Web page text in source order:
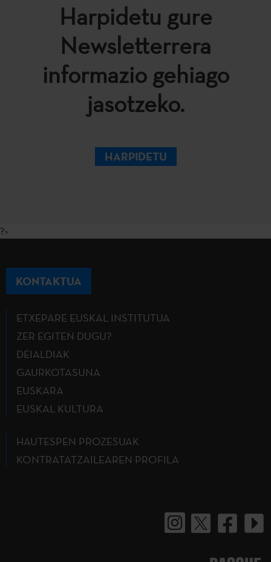
Harpidetu gure
Newsletterrera
informazio gehiago
jasotzeko.
HARPIDETU
?>
KONTAKTUA
ETXEPARE EUSKAL INSTITUTUA
ZER EGITEN DUGU?
DEIALDIAK
GAURKOTASUNA
EUSKARA
EUSKAL KULTURA
HAUTESPEN PROZESUAK
KONTRATATZAILEAREN PROFILA